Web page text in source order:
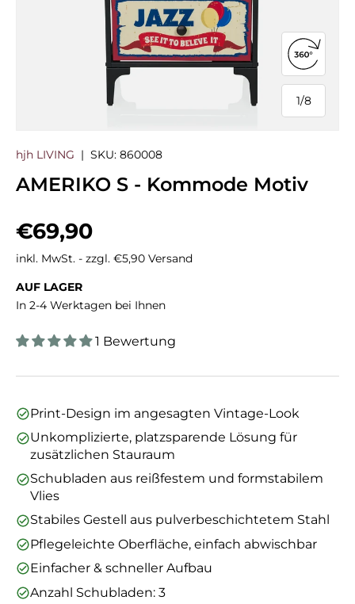
1/
von
8
360°-
hjh LIVING | SKU: 860008
AMERIKO S - Kommode Motiv
Normaler Preis
€69,90
inkl. MwSt. - zzgl. €5,90 Versand
AUF LAGER
In 2-4 Werktagen bei Ihnen
1 Bewertung
Print-Design im angesagten Vintage-Look
Unkomplizierte, platzsparende Lösung für
zusätzlichen Stauraum
Schubladen aus reißfestem und formstabilem
Vlies
Stabiles Gestell aus pulverbeschichtetem Stahl
Pflegeleichte Oberfläche, einfach abwischbar
Einfacher & schneller Aufbau
Anzahl Schubladen: 3